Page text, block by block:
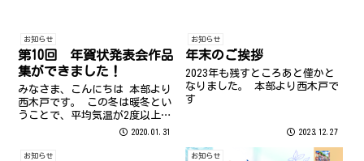
お知らせ
第10回 年賀状発表会作品
集ができました！
みなさま、こんにちは 本部より
西木戸です。 この冬は暖冬とい
うことで、平均気温が2度以上高
い地域もあるそうですね。 1年
「大寒」の1月20日も平均気温以
2020.01.31
お知らせ
年末のご挨拶
2023年も残すところあと僅かと
なりました。 本部より西木戸で
す
2023.12.27
お知らせ お知らせ